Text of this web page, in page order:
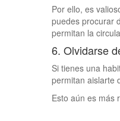
Por ello, es
puedes procurar
permitan la
6. Olvidarse
Si tienes una
permitan aislarte
Esto aún es más